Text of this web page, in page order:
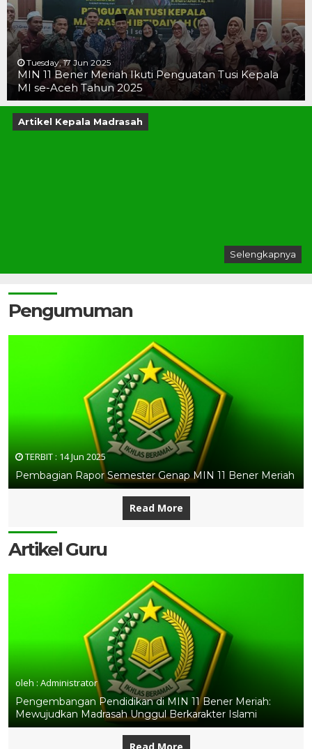
Tuesday, 17 Jun 2025
MIN 11 Bener Meriah Ikuti Penguatan Tusi Kepala
MI se-Aceh Tahun 2025
Artikel Kepala Madrasah
Selengkapnya
Pengumuman
TERBIT : 14 Jun 2025
Pembagian Rapor Semester Genap MIN 11 Bener Meriah
Read More
Artikel Guru
oleh : Administrator
Pengembangan Pendidikan di MIN 11 Bener Meriah:
Mewujudkan Madrasah Unggul Berkarakter Islami
19 JUN 2025
19 JUN 2025
16 JUN 2025